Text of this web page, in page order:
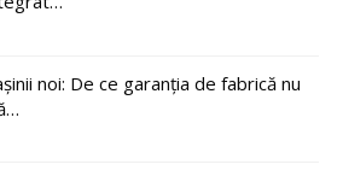
noi: De ce garanția de fabrică nu